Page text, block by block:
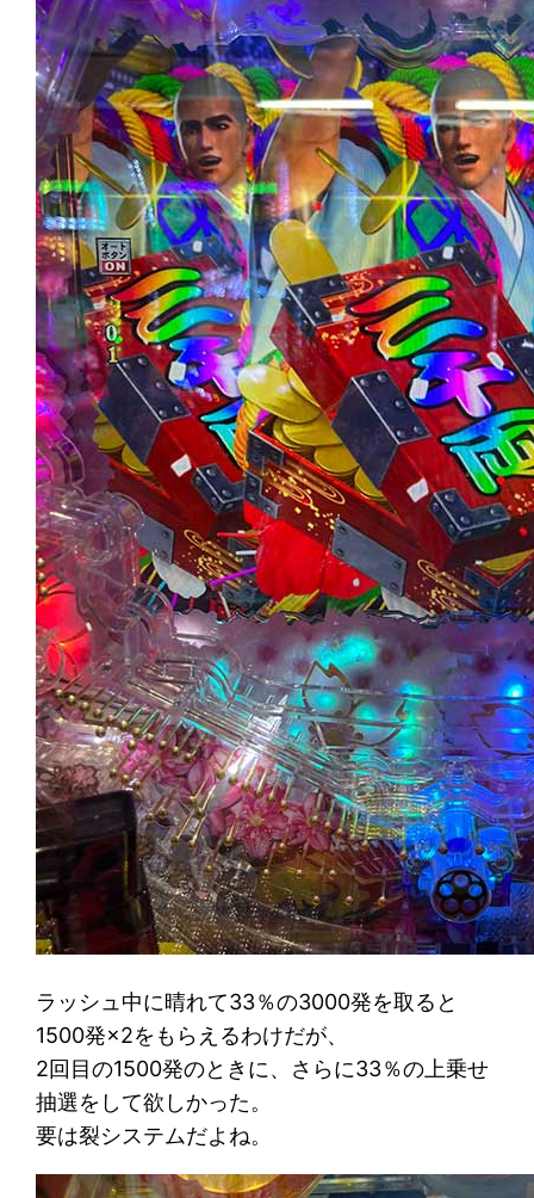
ラッシュ中に晴れて33％の3000発を取ると
1500発×2をもらえるわけだが、
2回目の1500発のときに、さらに33％の上乗せ
抽選をして欲しかった。
要は裂システムだよね。